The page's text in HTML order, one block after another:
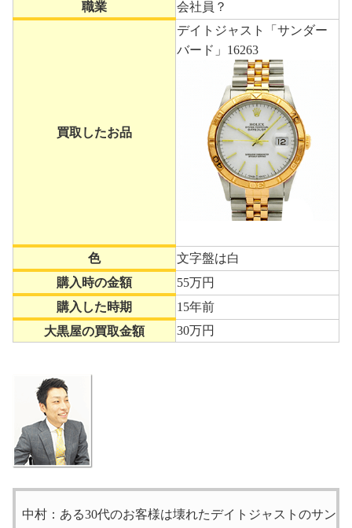
職業 会社員？
買取したお品
デイトジャスト「サンダー
バード」16263
色
文字盤は白
購入時の金額
55万円
購入した時期
15年前
大黒屋の買取金額
30万円
中村：ある30代のお客様は壊れたデイトジャストのサン